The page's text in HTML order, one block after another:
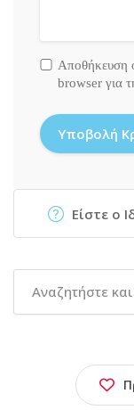
Αποθήκευση
browser για
Είστε ο